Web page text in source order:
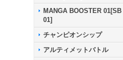
MANGA BOOSTER 01[SB
01]
チャンピオンシップ
アルティメットバトル